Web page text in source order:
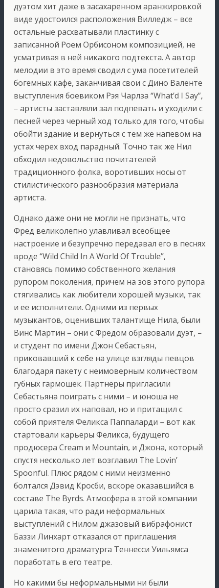
дуэтом хит даже в засахаренном аранжировкой
виде удостоился расположения Вилледж – все
остальные расхватывали пластинку с
записанной Роем Орбисоном композицией, не
усматривая в ней никакого подтекста. А автор
мелодии в это время сводил с ума посетителей
богемных кафе, заканчивая свои с Дино Валенте
выступления боевиком Рэя Чарлза “What’d I Say”,
– артисты заставляли зал подпевать и уходили с
песней через черный ход только для того, чтобы
обойти здание и вернуться с тем же напевом на
устах черех вход парадный. Точно так же Нил
обходил недовольство почитателей
традиционного фолка, воротивших носы от
стилистического разнообразия материала
артиста.
Однако даже они не могли не признать, что
Фред великолепно улавливал всеобщее
настроение и безупречно передавал его в песнях
вроде “Wild Child In A World Of Trouble”,
становясь помимо собственного желания
рупором поколения, причем на зов этого рупора
стягивались как любители хорошей музыки, так
и ее исполнители. Одними из первых
музыкантов, оценивших талантище Нила, были
Винс Мартин – они с Фредом образовали дуэт, –
и студент по имени Джон Себастьян,
приковавший к себе на улице взгляды певцов
благодаря пакету с неимоверным количеством
губных гармошек. Партнеры пригласили
Себастьяна поиграть с ними – и юноша не
просто сразил их наповал, но и притащил с
собой приятеля Феликса Паппаларди – вот как
стартовали карьеры Феликса, будущего
продюсера Cream и Mountain, и Джона, который
спустя несколько лет возглавил The Lovin’
Spoonful. Плюс рядом с ними неизменно
болтался Дэвид Кросби, вскоре оказавшийся в
составе The Byrds. Атмосфера в этой компании
царила такая, что ради неформальных
выступлений с Нилом джазовый вибрафонист
Баззи Линхарт отказался от приглашения
знаменитого драматурга Теннесси Уильямса
поработать в его театре.
Но какими бы неформальными ни были